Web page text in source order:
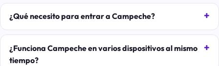
¿Qué necesito para entrar a Campeche?
¿Funciona Campeche en varios dispositivos al mismo
tiempo?